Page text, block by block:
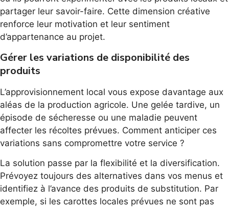
partager leur savoir-faire. Cette dimension créative
renforce leur motivation et leur sentiment
d’appartenance au projet.
Gérer les variations de disponibilité des
produits
L’approvisionnement local vous expose davantage aux
aléas de la production agricole. Une gelée tardive, un
épisode de sécheresse ou une maladie peuvent
affecter les récoltes prévues. Comment anticiper ces
variations sans compromettre votre service ?
La solution passe par la flexibilité et la diversification.
Prévoyez toujours des alternatives dans vos menus et
identifiez à l’avance des produits de substitution. Par
exemple, si les carottes locales prévues ne sont pas